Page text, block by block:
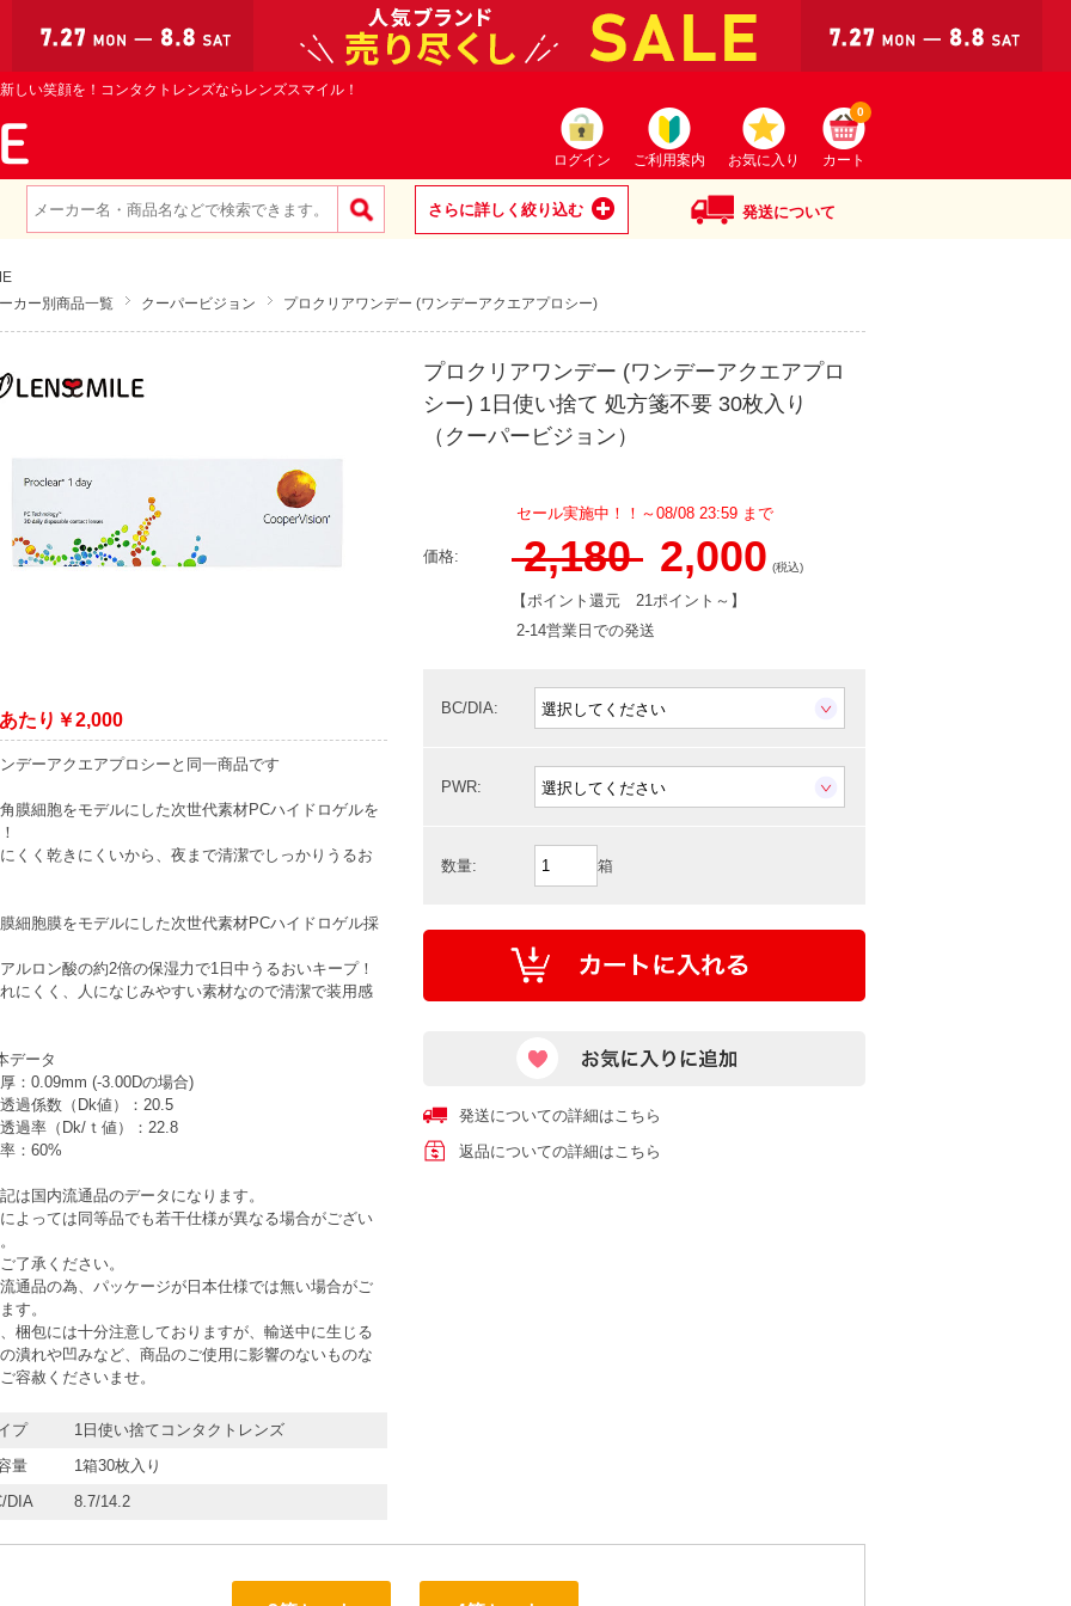
しい笑顔を！コンタクトレンズならレンズスマイル！
ログイン ご利用案内 お気に入り カート
0
さらに詳しく絞り込む 発送について
カー別商品一覧
クーパービジョン プロクリアワンデー (ワンデーアクエアプロシー)
たり￥2,000
デーアクエアプロシーと同一商品です
膜細胞をモデルにした次世代素材PCハイドロゲルを
くく乾きにくいから、夜まで清潔でしっかりうるお
細胞膜をモデルにした次世代素材PCハイドロゲル採
ルロン酸の約2倍の保湿力で1日中うるおいキープ！
にくく、人になじみやすい素材なので清潔で装用感
データ
：0.09mm (-3.00Dの場合)
過係数（Dk値）：20.5
過率（Dk/ｔ値）：22.8
：60%
は国内流通品のデータになります。
よっては同等品でも若干仕様が異なる場合がござい
了承ください。
通品の為、パッケージが日本仕様では無い場合がご
す。
梱包には十分注意しておりますが、輸送中に生じる
潰れや凹みなど、商品のご使用に影響のないものな
容赦くださいませ。
プ
1日使い捨てコンタクトレンズ
量
1箱30枚入り
DIA
8.7/14.2
プロクリアワンデー (ワンデーアクエアプロ
シー) 1日使い捨て 処方箋不要 30枚入り
（クーパービジョン）
セール実施中！！～08/08 23:59 まで
価格: 2,180 2,000 (税込)
【ポイント還元 21ポイント～ 】
2-14営業日での発送
BC/DIA:
PWR:
数量: 箱
発送についての詳細はこちら
返品についての詳細はこちら